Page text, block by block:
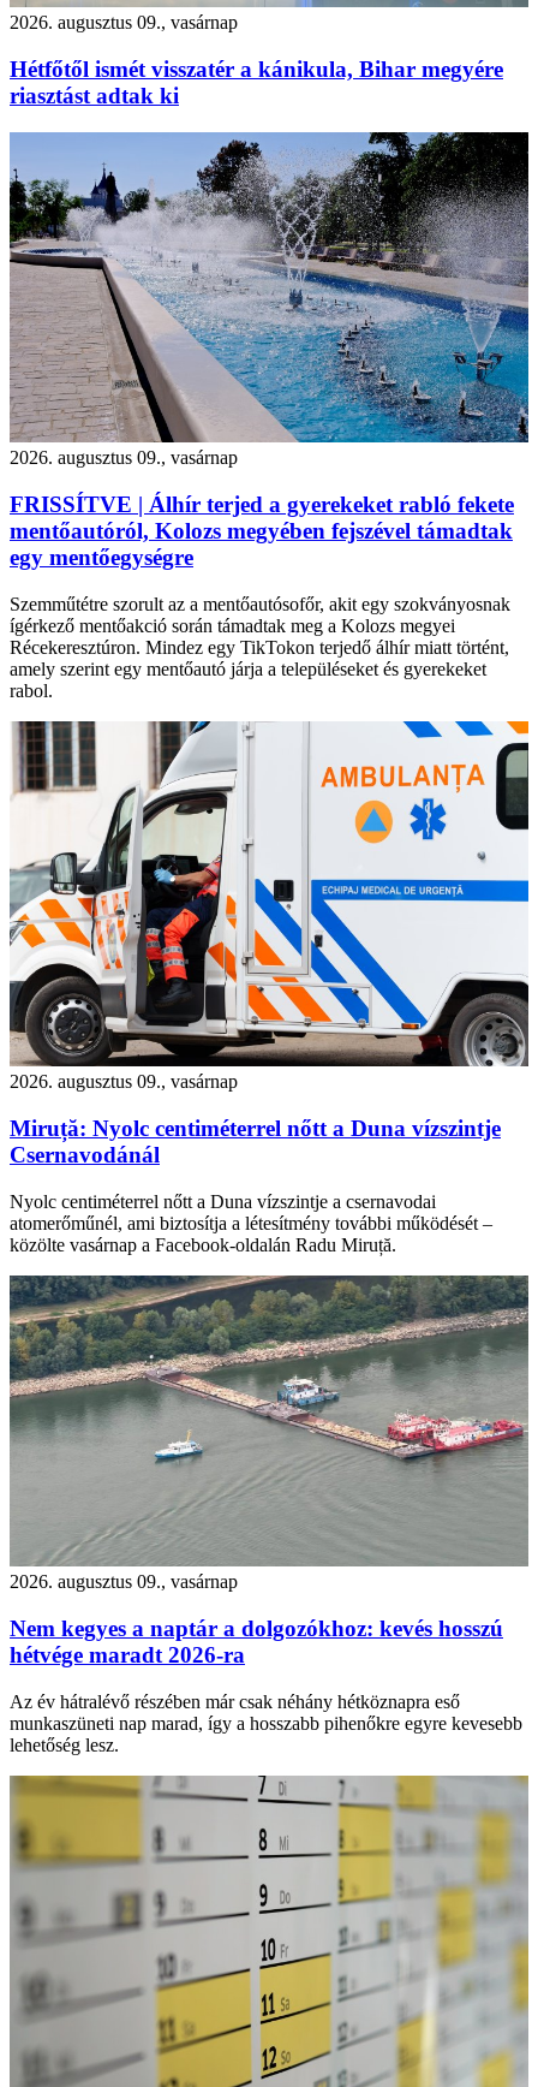
2026. augusztus 09., vasárnap
Hétfőtől ismét visszatér a kánikula, Bihar megyére
riasztást adtak ki
2026. augusztus 09., vasárnap
FRISSÍTVE | Álhír terjed a gyerekeket rabló fekete
mentőautóról, Kolozs megyében fejszével támadtak
egy mentőegységre
Szemműtétre szorult az a mentőautósofőr, akit egy szokványosnak
ígérkező mentőakció során támadtak meg a Kolozs megyei
Récekeresztúron. Mindez egy TikTokon terjedő álhír miatt történt,
amely szerint egy mentőautó járja a településeket és gyerekeket
rabol.
2026. augusztus 09., vasárnap
Miruță: Nyolc centiméterrel nőtt a Duna vízszintje
Csernavodánál
Nyolc centiméterrel nőtt a Duna vízszintje a csernavodai
atomerőműnél, ami biztosítja a létesítmény további működését –
közölte vasárnap a Facebook-oldalán Radu Miruță.
2026. augusztus 09., vasárnap
Nem kegyes a naptár a dolgozókhoz: kevés hosszú
hétvége maradt 2026-ra
Az év hátralévő részében már csak néhány hétköznapra eső
munkaszüneti nap marad, így a hosszabb pihenőkre egyre kevesebb
lehetőség lesz.